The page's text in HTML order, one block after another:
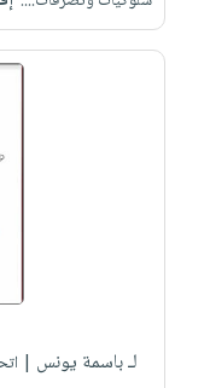
لـ باسمة يونس |